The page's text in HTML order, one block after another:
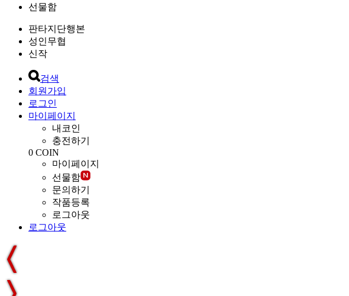
선물함
판타지단행본
성인무협
신작
검색
회원가입
로그인
마이페이지
내코인
충전하기
0 COIN
마이페이지
선물함
문의하기
작품등록
로그아웃
로그아웃